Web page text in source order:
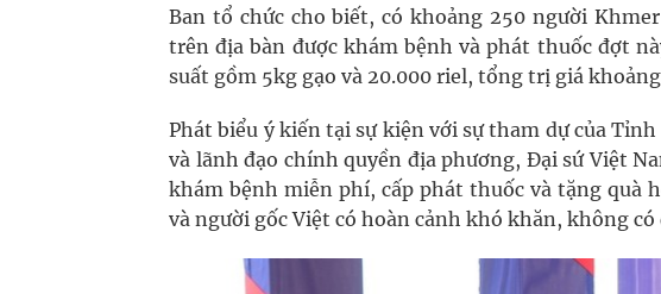
Ban tổ chức cho biết, có khoảng 250 người
trên địa bàn được khám bệnh và phát thuốc đợt
suất gồm 5kg gạo và 20.000 riel, tổng trị giá khoảng
Phát biểu ý kiến tại sự kiện với sự tham dự của
và lãnh đạo chính quyền địa phương, Đại sứ Việt
khám bệnh miễn phí, cấp phát thuốc và tặng quà
và người gốc Việt có hoàn cảnh khó khăn, không